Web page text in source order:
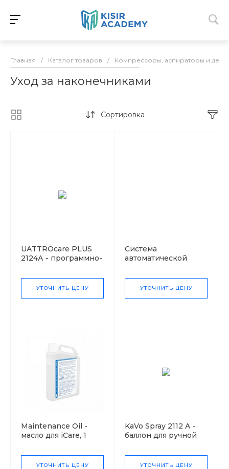
Главная / Каталог товаров / Компрессоры, аспираторы и
Уход за наконечниками
Сортировка
UATTROcare PLUS
2124А - программно-
прибор для чистки,
смазки и ухода за
УТОЧНИТЬ ЦЕНУ
Система
автоматической
наконечников NSK
iCareУТОЧНИТЬ ЦЕНУ
Maintenance Oil -
масло для iCare, 1
УТОЧНИТЬ ЦЕНУ
KaVo Spray 2112 A -
баллон для ручной
ухода за
наконечниками,
УТОЧНИТЬ ЦЕНУ